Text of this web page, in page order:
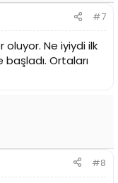
#7
Ne iyiydi ilk
Ortaları
#8